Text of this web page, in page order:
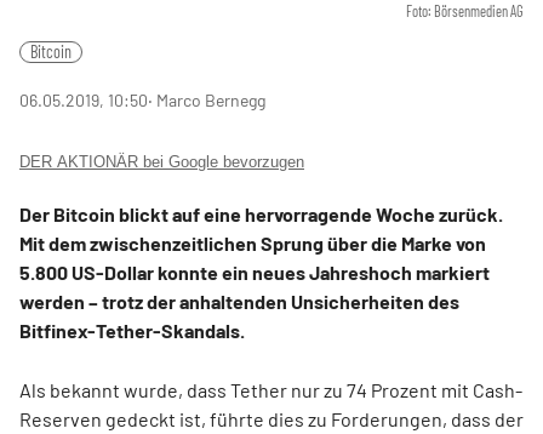
Foto: Börsenmedien AG
Bitcoin
06.05.2019, 10:50‧ Marco Bernegg
DER AKTIONÄR bei Google bevorzugen
Der Bitcoin blickt auf eine hervorragende Woche zurück.
Mit dem zwischenzeitlichen Sprung über die Marke von
5.800 US-Dollar konnte ein neues Jahreshoch markiert
werden – trotz der anhaltenden Unsicherheiten des
Bitfinex-Tether-Skandals.
Als bekannt wurde, dass Tether nur zu 74 Prozent mit Cash-
Reserven gedeckt ist, führte dies zu Forderungen, dass der